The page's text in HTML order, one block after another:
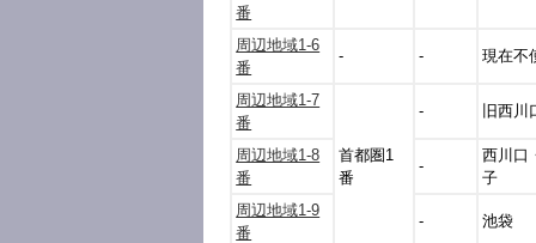
番
周辺地域1-6
番
- - 現在不
周辺地域1-7
番
首都圏1
番
- 旧西川
周辺地域1-8
番
-
西川口
子
周辺地域1-9
番
- 池袋